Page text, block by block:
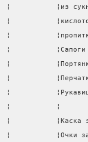
¦из
¦
¦Сапоги
¦Перчатки
¦Рукавицы
¦           ¦
¦           ¦Каска
¦Очки